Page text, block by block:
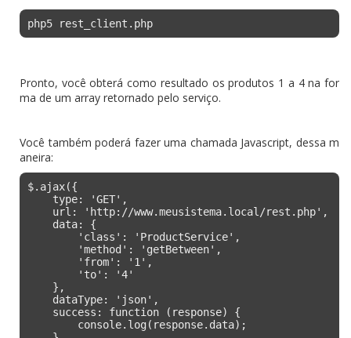
php5 rest_client.php
Pronto, você obterá como resultado os produtos 1 a 4 na for
ma de um array retornado pelo serviço.
Você também poderá fazer uma chamada Javascript, dessa m
aneira:
$.ajax({